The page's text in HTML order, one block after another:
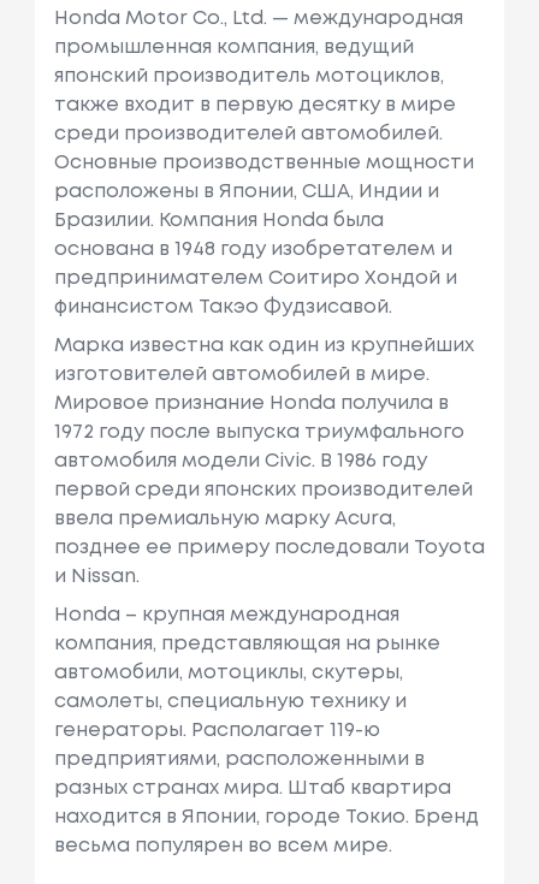
Honda Motor Co., Ltd. — международная
промышленная компания, ведущий
японский производитель мотоциклов,
также входит в первую десятку в мире
среди производителей автомобилей.
Основные производственные мощности
расположены в Японии, США, Индии и
Бразилии. Компания Honda была
основана в 1948 году изобретателем и
предпринимателем Соитиро Хондой и
финансистом Такэо Фудзисавой.
Марка известна как один из крупнейших
изготовителей автомобилей в мире.
Мировое признание Honda получила в
1972 году после выпуска триумфального
автомобиля модели Civic. В 1986 году
первой среди японских производителей
ввела премиальную марку Acura,
позднее ее примеру последовали Toyota
и Nissan.
Honda – крупная международная
компания, представляющая на рынке
автомобили, мотоциклы, скутеры,
самолеты, специальную технику и
генераторы. Располагает 119-ю
предприятиями, расположенными в
разных странах мира. Штаб квартира
находится в Японии, городе Токио. Бренд
весьма популярен во всем мире.